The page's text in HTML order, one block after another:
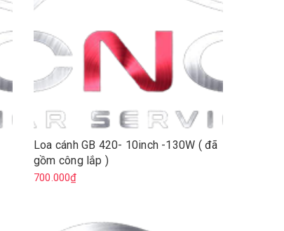
Loa cánh GB 420- 10inch -130W ( đã
gồm công lắp )
700.000₫